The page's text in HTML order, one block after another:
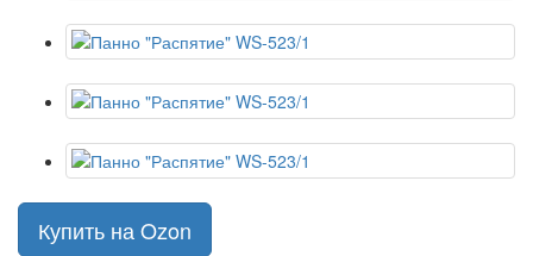
Купить на Ozon